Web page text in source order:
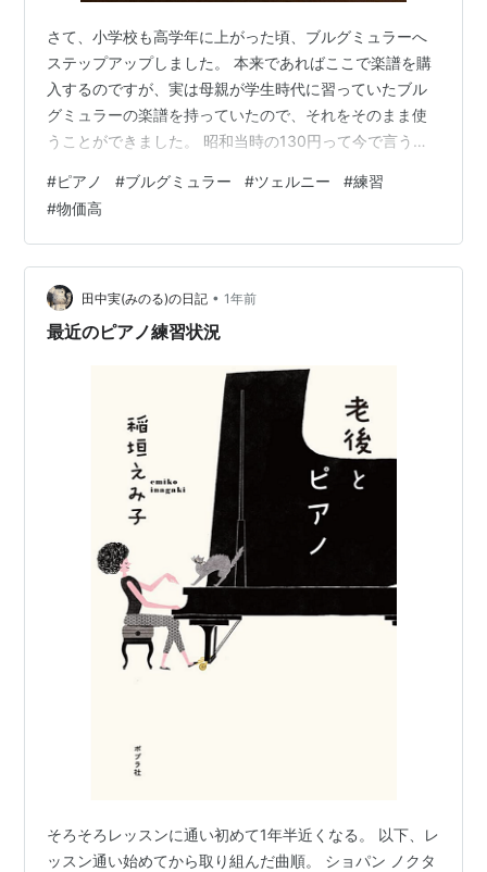
さて、小学校も高学年に上がった頃、ブルグミュラーへ
ステップアップしました。 本来であればここで楽譜を購
入するのですが、実は母親が学生時代に習っていたブル
グミュラーの楽譜を持っていたので、それをそのまま使
うことができました。 昭和当時の130円って今で言うと
ぐらいなので、値段としてはかなり上がっていますね。
www.ongakunotomo.co.jp shop.zen-on.co.jp （↑出版
社によって微妙に価格が違う。何故だ？） Amazonはこ
っち https://amzn.asia/d/91Babyb https://amzn.a…
#ピアノ #ブルグミュラー #ツェルニー #練習
#物価高
田中実(みのる)の日記 • 1年前
最近のピアノ練習状況
そろそろレッスンに通い初めて1年半近くなる。 以下、レ
ッスン通い始めてから取り組んだ曲順。 ショパン ノクタ